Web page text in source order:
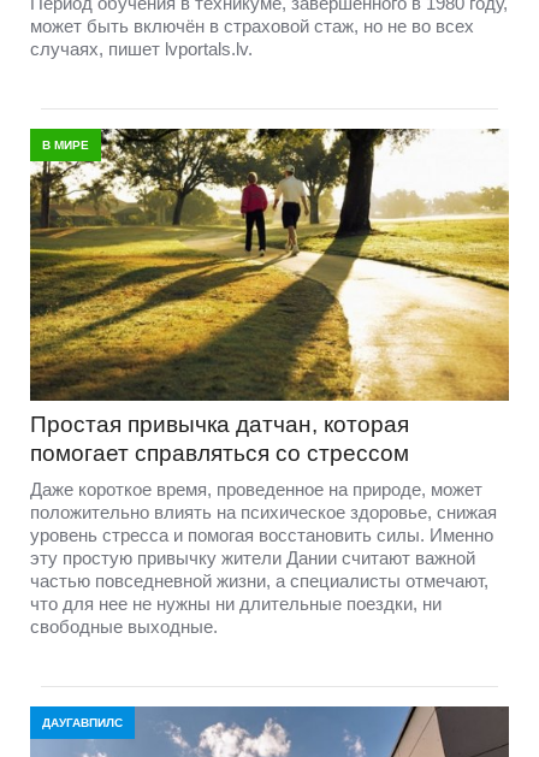
может быть включён в страховой стаж, но не во всех
случаях, пишет lvportals.lv.
В МИРЕ
Простая привычка датчан, которая
помогает справляться со стрессом
Даже короткое время, проведенное на природе, может
положительно влиять на психическое здоровье, снижая
уровень стресса и помогая восстановить силы. Именно
эту простую привычку жители Дании считают важной
частью повседневной жизни, а специалисты отмечают,
что для нее не нужны ни длительные поездки, ни
свободные выходные.
ДАУГАВПИЛС